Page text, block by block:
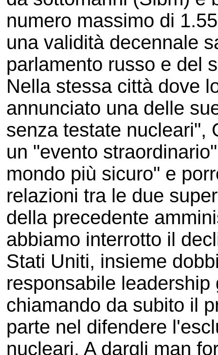
numero massimo di
una validità decennale
parlamento russo e del
Nella stessa città dove
annunciato una delle
senza testate nucleari",
un "evento
mondo più sicuro" e
relazioni tra le due
della precedente
abbiamo interrotto il
Stati Uniti, insieme
responsabile
chiamando da subito il
parte nel difendere
nucleari. A dargli man